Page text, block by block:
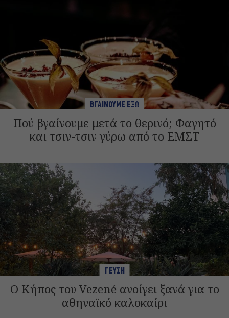
ΒΓΑΙΝΟΥΜΕ ΕΞΩ
Πού βγαίνουμε μετά το θερινό; Φαγητό
και τσιν-τσιν γύρω από το ΕΜΣΤ
ΓΕΥΣΗ
Ο Κήπος του Vezené ανοίγει ξανά για το
αθηναϊκό καλοκαίρι